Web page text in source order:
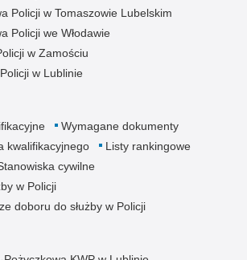
Policji w Tomaszowie Lubelskim
Policji we Włodawie
w Zamościu
w Lublinie
Wymagane dokumenty
kwalifikacyjnego
Listy rankingowe
cywilne
w Policji
doboru do służby w Policji